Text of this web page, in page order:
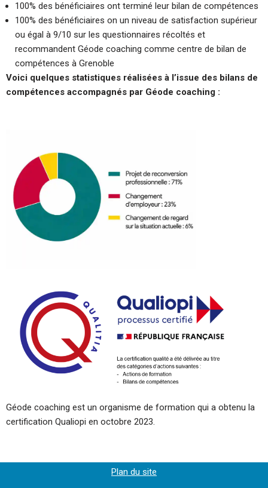
100% des bénéficiaires ont terminé leur bilan de compétences
100% des bénéficiaires on un niveau de satisfaction supérieur
ou égal à 9/10 sur les questionnaires récoltés et
recommandent Géode coaching comme centre de bilan de
compétences à Grenoble
Voici quelques statistiques réalisées à l’issue des bilans de
compétences accompagnés par Géode coaching :
Géode coaching est un organisme de formation qui a obtenu la
certification Qualiopi en octobre 2023.
Plan du site